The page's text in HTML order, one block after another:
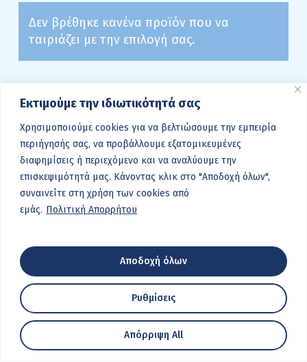
Εκτιμούμε την ιδιωτικότητά σας
Χρησιμοποιούμε cookies για να βελτιώσουμε την εμπειρία
περιήγησής σας, να προβάλλουμε εξατομικευμένες
διαφημίσεις ή περιεχόμενο και να αναλύουμε την
επισκεψιμότητά μας. Κάνοντας κλικ στο "Αποδοχή όλων",
συναινείτε στη χρήση των cookies από
εμάς. Πολιτική Απορρήτου
Ρυθμίσεις
Απόρριψη All
Αποδοχή όλων
Δεν βρέθηκε κανένα προϊόν που να
ταιριάζει με την επιλογή σας.